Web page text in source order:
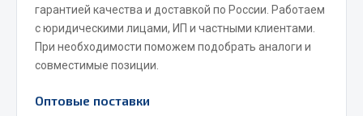
Весь раздел
гарантией качества и доставкой по России. Работаем
с юридическими лицами, ИП и частными клиентами.
При необходимости поможем подобрать аналоги и
совместимые позиции.
Оптовые поставки